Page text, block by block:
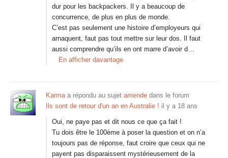
dur pour les backpackers. Il y a beaucoup de
concurrence, de plus en plus de monde.
C’est pas seulement une histoire d’employeurs qui
arnaquent, faut pas tout mettre sur leur dos. Il faut
aussi comprendre qu’ils en ont marre d’avoir d…
En afficher davantage
Karmaa répondu au sujet amende dans le forum
Ils sont de retour d'un an en Australie ! il y a 18 ans
Oui, ne paye pas et dit nous ce que ça fait !
Tu dois être le 100ème à poser la question et on n’a
toujours pas de réponse, faut croire que ceux qui ne
payent pas disparaissent mystérieusement de la